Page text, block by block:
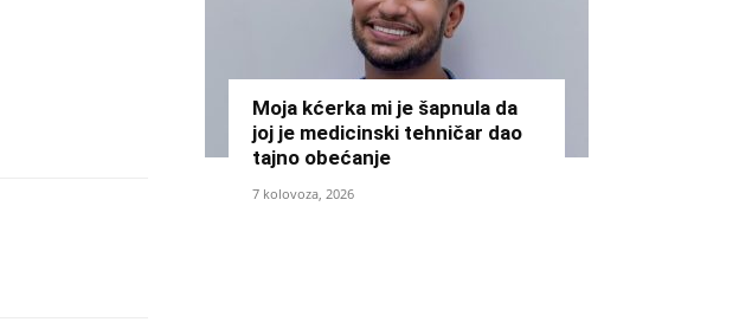
Moja kćerka mi je šapnula da
joj je medicinski tehničar dao
tajno obećanje
7 kolovoza, 2026